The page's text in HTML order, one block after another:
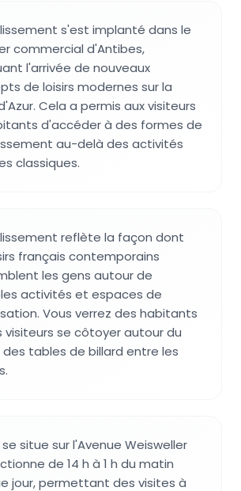
s'est implanté dans le
commercial d'Antibes,
l'arrivée de nouveaux
de loisirs modernes sur la
Cela a permis aux visiteurs
d'accéder à des formes de
au-delà des activités
classiques.
reflète la façon dont
français contemporains
les gens autour de
activités et espaces de
Vous verrez des habitants
visiteurs se côtoyer autour du
tables de billard entre les
se situe sur l'Avenue Weisweller
de 14 h à 1 h du matin
jour, permettant des visites à